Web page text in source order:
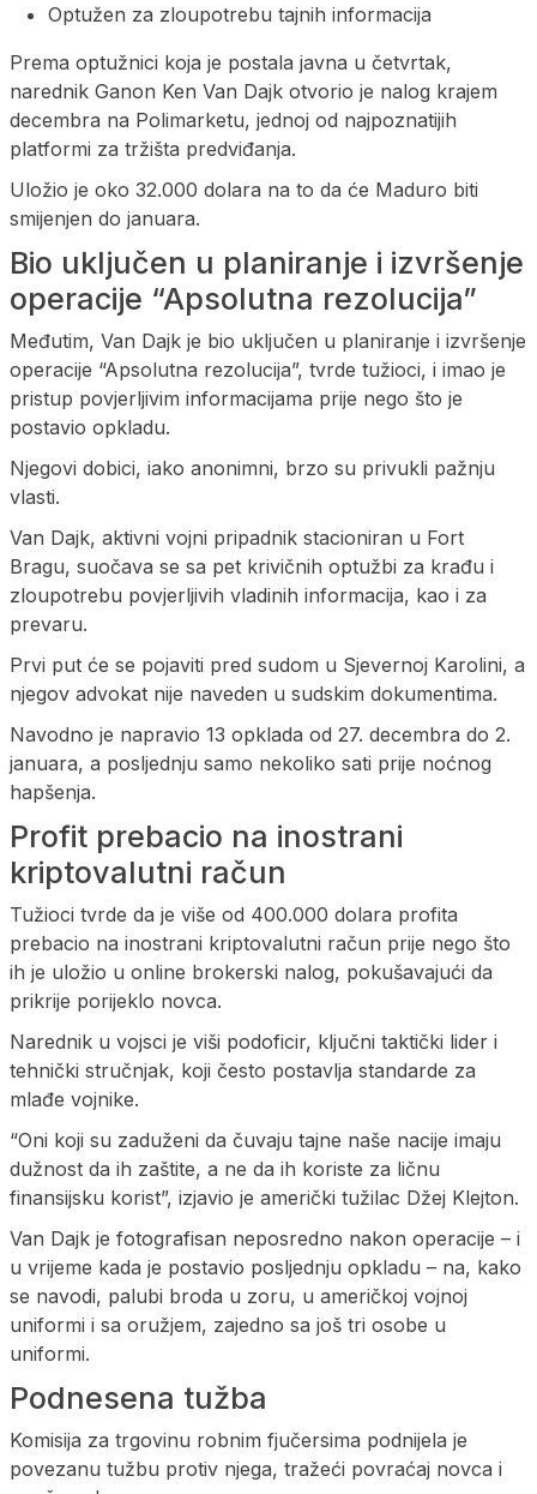
Optužen za zloupotrebu tajnih informacija
Prema optužnici koja je postala javna u četvrtak,
narednik Ganon Ken Van Dajk otvorio je nalog krajem
decembra na Polimarketu, jednoj od najpoznatijih
platformi za tržišta predviđanja.
Uložio je oko 32.000 dolara na to da će Maduro biti
smijenjen do januara.
Bio uključen u planiranje i izvršenje
operacije “Apsolutna rezolucija”
Međutim, Van Dajk je bio uključen u planiranje i izvršenje
operacije “Apsolutna rezolucija”, tvrde tužioci, i imao je
pristup povjerljivim informacijama prije nego što je
postavio opkladu.
Njegovi dobici, iako anonimni, brzo su privukli pažnju
vlasti.
Van Dajk, aktivni vojni pripadnik stacioniran u Fort
Bragu, suočava se sa pet krivičnih optužbi za krađu i
zloupotrebu povjerljivih vladinih informacija, kao i za
prevaru.
Prvi put će se pojaviti pred sudom u Sjevernoj Karolini, a
njegov advokat nije naveden u sudskim dokumentima.
Navodno je napravio 13 opklada od 27. decembra do 2.
januara, a posljednju samo nekoliko sati prije noćnog
hapšenja.
Profit prebacio na inostrani
kriptovalutni račun
Tužioci tvrde da je više od 400.000 dolara profita
prebacio na inostrani kriptovalutni račun prije nego što
ih je uložio u online brokerski nalog, pokušavajući da
prikrije porijeklo novca.
Narednik u vojsci je viši podoficir, ključni taktički lider i
tehnički stručnjak, koji često postavlja standarde za
mlađe vojnike.
“Oni koji su zaduženi da čuvaju tajne naše nacije imaju
dužnost da ih zaštite, a ne da ih koriste za ličnu
finansijsku korist”, izjavio je američki tužilac Džej Klejton.
Van Dajk je fotografisan neposredno nakon operacije – i
u vrijeme kada je postavio posljednju opkladu – na, kako
se navodi, palubi broda u zoru, u američkoj vojnoj
uniformi i sa oružjem, zajedno sa još tri osobe u
uniformi.
Podnesena tužba
Komisija za trgovinu robnim fjučersima podnijela je
povezanu tužbu protiv njega, tražeći povraćaj novca i